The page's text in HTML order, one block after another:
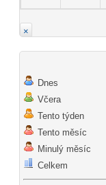
×
Dnes
Včera
Tento týden
Tento měsíc
Minulý měsíc
Celkem